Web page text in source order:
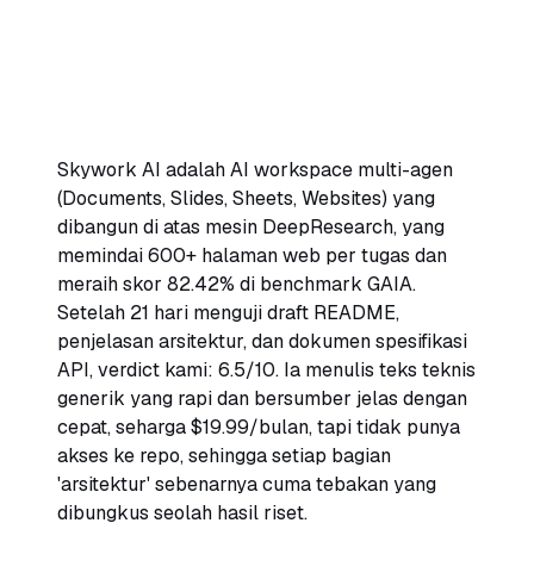
Skywork AI adalah AI workspace multi-agen
(Documents, Slides, Sheets, Websites) yang
dibangun di atas mesin DeepResearch, yang
memindai 600+ halaman web per tugas dan
meraih skor 82.42% di benchmark GAIA.
Setelah 21 hari menguji draft README,
penjelasan arsitektur, dan dokumen spesifikasi
API, verdict kami: 6.5/10. Ia menulis teks teknis
generik yang rapi dan bersumber jelas dengan
cepat, seharga $19.99/bulan, tapi tidak punya
akses ke repo, sehingga setiap bagian
'arsitektur' sebenarnya cuma tebakan yang
dibungkus seolah hasil riset.